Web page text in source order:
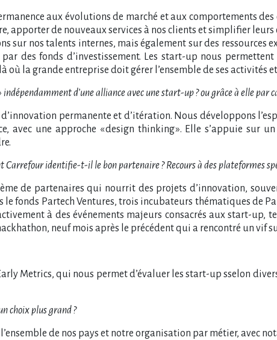
aux évolutions de marché et aux comportements
apporter de nouveaux services à nos clients et simplifier
sur nos talents internes, mais également sur des ressources
des fonds d’investissement. Les start-up nous
où la grande entreprise doit gérer l’ensemble de ses activités
d’une alliance avec une start-up ? ou grâce à elle par
permanente et d’itération. Nous développons
avec une approche « design thinking ». Elle s’appuie sur
identifie-t-il le bon partenaire ? Recours à des plateformes
de partenaires qui nourrit des projets d’innovation,
fonds Partech Ventures, trois incubateurs thématiques de
à des événements majeurs consacrés aux start-up,
neuf mois après le précédent qui a rencontré un vif
Metrics, qui nous permet d’évaluer les start-up sselon
choix plus grand ?
l’ensemble de nos pays et notre organisation par métier,